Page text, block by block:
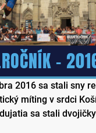
–
2016 sa stali sny
míting v srdci
sa stali